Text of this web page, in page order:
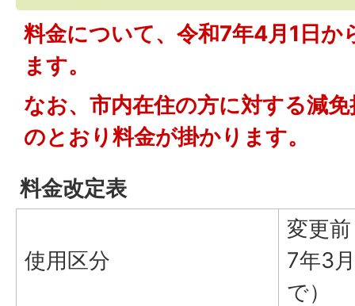
料金について、令和7年4月1日か
ます。
なお、市内在住の方に対する減
のとおり料金が掛かります。
料金改定表
使用区分
変更
7年3
で）